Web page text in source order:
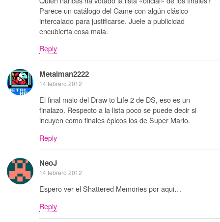
Parece un catálogo del Game con algún clásico
intercalado para justificarse. Juele a publicidad
encubierta cosa mala.
Reply
Metalman2222
14 febrero 2012
El final malo del Draw to Life 2 de DS, eso es un
finalazo. Respecto a la lista poco se puede decir si
incuyen como finales épicos los de Super Mario.
Reply
NeoJ
14 febrero 2012
Espero ver el Shattered Memories por aqui…
Reply